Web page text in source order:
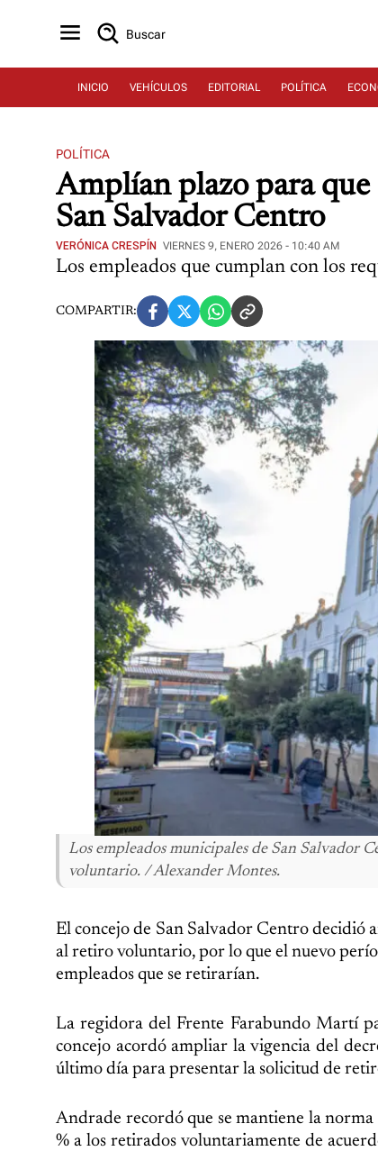
Buscar
INICIO VEHÍCULOS EDITORIAL POLÍTICA
POLÍTICA
Amplían plazo para
San Salvador Centro
VERÓNICA CRESPÍN VIERNES 9, ENERO 2026 - 10:40 AM
Los empleados que cumplan con los
COMPARTIR:
Los empleados municipales de San Salvador
voluntario. / Alexander Montes.
El concejo de San Salvador Centro decidió
al retiro voluntario, por lo que el nuevo
empleados que se retirarían.
La regidora del Frente Farabundo Martí
concejo acordó ampliar la vigencia del
último día para presentar la solicitud de
Andrade recordó que se mantiene la
% a los retirados voluntariamente de